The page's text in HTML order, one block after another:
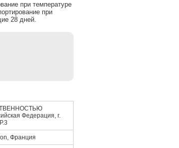
при температуре
при
28 дней.
Федерация, г.
Франция